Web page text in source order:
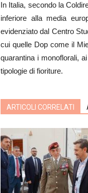
In Italia, secondo la
inferiore alla media
evidenziato dal Centro
cui quelle Dop come il
quarantina i monoflorali,
tipologie di fioriture.
ARTICOLI CORRELATI